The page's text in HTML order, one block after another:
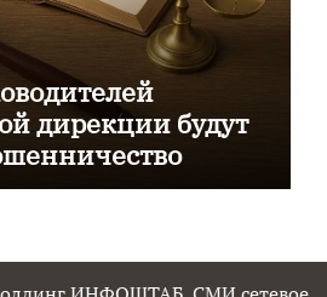
дирекции будут